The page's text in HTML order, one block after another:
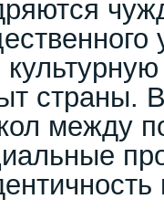
страны.
между